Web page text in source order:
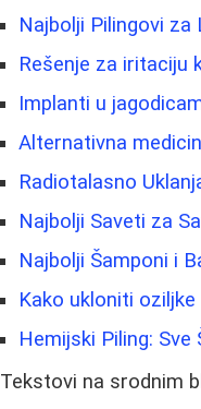
Najbolji Pilingovi za
Rešenje za iritaciju
Implanti u
Alternativna
Radiotalasno
Najbolji Saveti za
Najbolji Šamponi i
Kako ukloniti
Hemijski Piling:
Tekstovi na srodnim